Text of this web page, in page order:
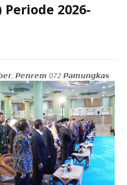
2026-
𝙋𝙚𝙣𝙧𝙚𝙢 072 𝙋𝙖𝙢𝙪𝙣𝙜𝙠𝙖𝙨